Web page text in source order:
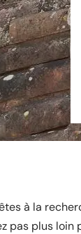
à la
pas plus loin